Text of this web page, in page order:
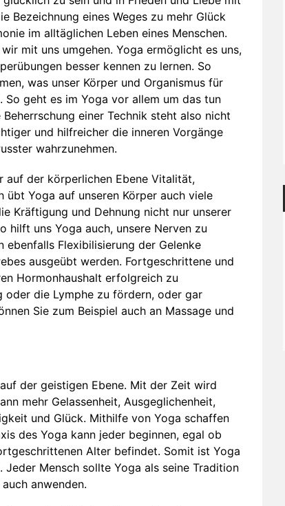
Bezeichnung eines Weges zu mehr Glück
im alltäglichen Leben eines Menschen.
mit uns umgehen. Yoga ermöglicht es uns,
besser kennen zu lernen. So
was unser Körper und Organismus für
geht es im Yoga vor allem um das tun
einer Technik steht also nicht
und hilfreicher die inneren Vorgänge
wahrzunehmen.
der körperlichen Ebene Vitalität,
übt Yoga auf unseren Körper auch viele
Kräftigung und Dehnung nicht nur unserer
hilft uns Yoga auch, unsere Nerven zu
ebenfalls Flexibilisierung der Gelenke
ausgeübt werden. Fortgeschrittene und
Hormonhaushalt erfolgreich zu
oder die Lymphe zu fördern, oder gar
Sie zum Beispiel auch an Massage und
der geistigen Ebene. Mit der Zeit wird
mehr Gelassenheit, Ausgeglichenheit,
und Glück. Mithilfe von Yoga schaffen
des Yoga kann jeder beginnen, egal ob
Alter befindet. Somit ist Yoga
Mensch sollte Yoga als seine Tradition
anwenden.